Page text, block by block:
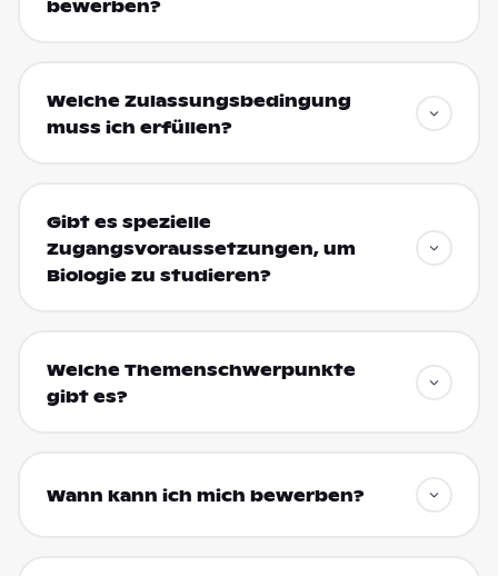
bewerben?
Welche Zulassungsbedingung
muss ich erfüllen?
Gibt es spezielle
Zugangsvoraussetzungen, um
Biologie zu studieren?
Welche Themenschwerpunkte
gibt es?
Wann kann ich mich bewerben?